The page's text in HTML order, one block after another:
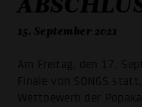
15. September 2021
Am Freitag, den 17.
Finale von SONGS
Wettbewerb der